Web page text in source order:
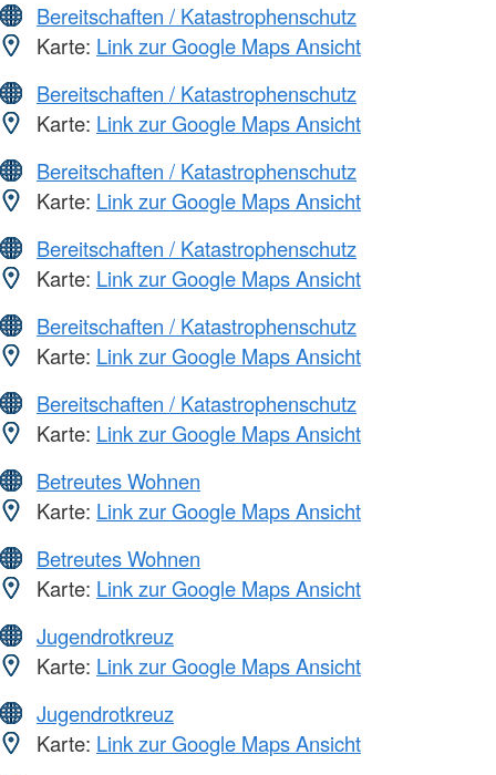
Bereitschaften / Katastrophenschutz
Karte: Link zur Google Maps Ansicht
Bereitschaften / Katastrophenschutz
Karte: Link zur Google Maps Ansicht
Bereitschaften / Katastrophenschutz
Karte: Link zur Google Maps Ansicht
Bereitschaften / Katastrophenschutz
Karte: Link zur Google Maps Ansicht
Bereitschaften / Katastrophenschutz
Karte: Link zur Google Maps Ansicht
Bereitschaften / Katastrophenschutz
Karte: Link zur Google Maps Ansicht
Betreutes Wohnen
Karte: Link zur Google Maps Ansicht
Betreutes Wohnen
Karte: Link zur Google Maps Ansicht
Jugendrotkreuz
Karte: Link zur Google Maps Ansicht
Jugendrotkreuz
Karte: Link zur Google Maps Ansicht